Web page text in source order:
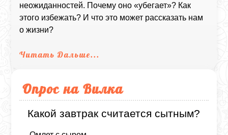
неожиданностей. Почему оно «убегает»? Как
этого избежать? И что это может рассказать нам
о жизни?
Читать Дальше...
Опрос на Вилка
Какой завтрак считается сытным?